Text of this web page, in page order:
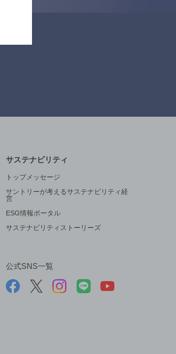
サステナビリティ
トップメッセージ
サントリーが考えるサステナビリティ経
営
ESG情報ポータル
サステナビリティストーリーズ
公式SNS一覧